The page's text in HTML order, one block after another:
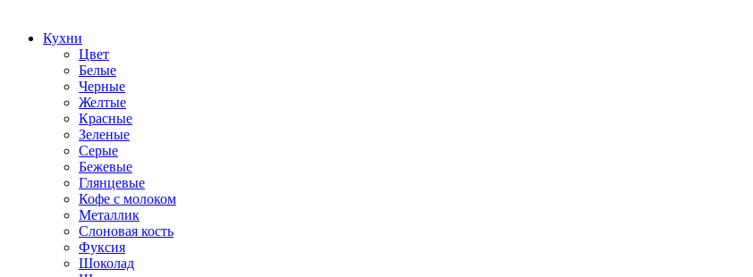
Кухни
Цвет
Белые
Черные
Желтые
Красные
Зеленые
Серые
Бежевые
Глянцевые
Кофе с молоком
Металлик
Слоновая кость
Фуксия
Шоколад